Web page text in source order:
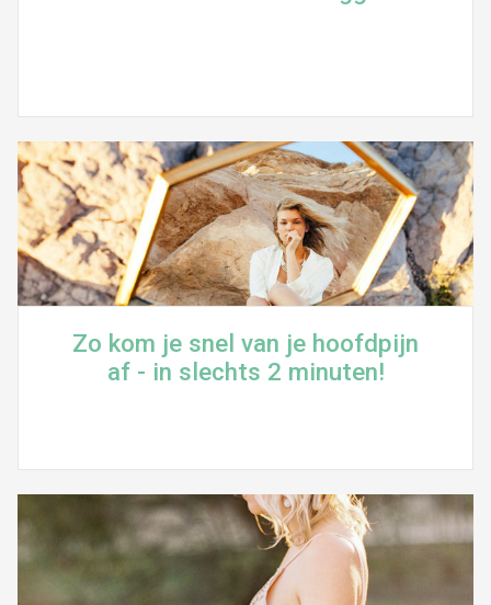
Zo kom je snel van je hoofdpijn
af - in slechts 2 minuten!